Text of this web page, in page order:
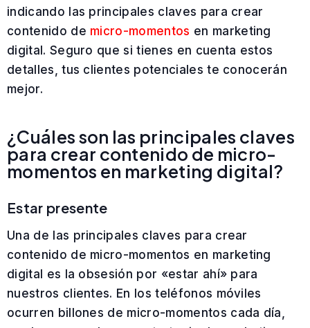
indicando las principales claves para crear
contenido de micro-momentos en marketing
digital. Seguro que si tienes en cuenta estos
detalles, tus clientes potenciales te conocerán
mejor.
¿Cuáles son las principales claves
para crear contenido de micro-
momentos en marketing digital?
Estar presente
Una de las principales claves para crear
contenido de micro-momentos en marketing
digital es la obsesión por «estar ahí» para
nuestros clientes. En los teléfonos móviles
ocurren billones de micro-momentos cada día,